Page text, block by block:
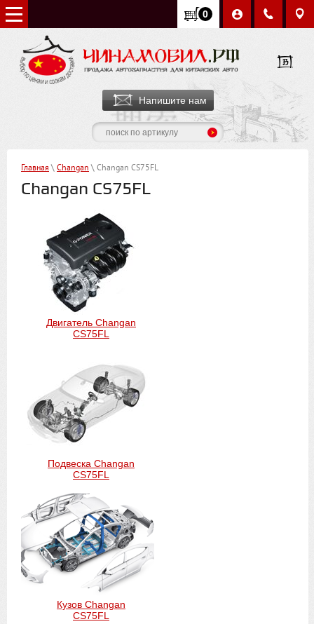
0
Напишите нам
Главная \ Chаngаn \ Changan CS75FL
Changan CS75FL
Двигатель Changan
CS75FL
Подвеска Changan
CS75FL
Кузов Changan
CS75FL